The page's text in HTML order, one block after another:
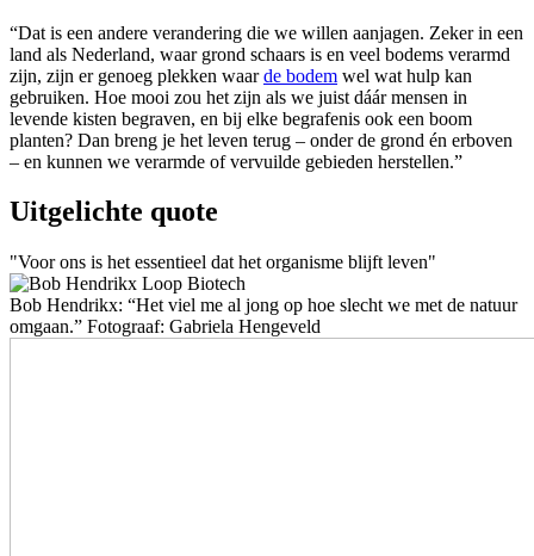
“Dat is een andere verandering die we willen aanjagen. Zeker in een
land als Nederland, waar grond schaars is en veel bodems verarmd
zijn, zijn er genoeg plekken waarde bodem wel wat hulp kan
gebruiken. Hoe mooi zou het zijn als we juist dáár mensen in
levende kisten begraven, en bij elke begrafenis ook een boom
planten? Dan breng je het leven terug – onder de grond én erboven
– en kunnen we verarmde of vervuilde gebieden herstellen.”
Uitgelichte quote
Voor ons is het essentieel dat het organisme blijft leven
Bob Hendrikx: “Het viel me al jong op hoe slecht we met de natuur
omgaan.” Fotograaf: Gabriela Hengeveld